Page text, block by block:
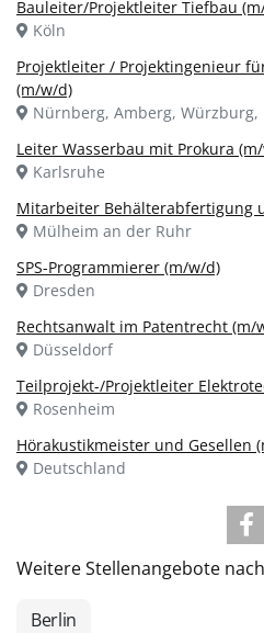
Bauleiter/Projektleiter Tiefbau
Köln
Projektleiter / Projektingenieur
(m/w/d)
Nürnberg, Amberg, Würzburg,
Leiter Wasserbau mit Prokura
Karlsruhe
Mitarbeiter Behälterabfertigung
Mülheim an der Ruhr
SPS-Programmierer (m/w/d)
Dresden
Rechtsanwalt im Patentrecht (m/
Düsseldorf
Teilprojekt-/Projektleiter
Rosenheim
Hörakustikmeister und Gesellen
Deutschland
Weitere Stellenangebote
Berlin